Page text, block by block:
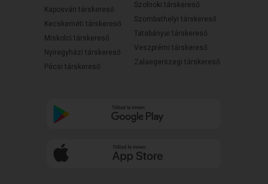
Kaposvári társkereső
Kecskeméti társkereső
Miskolci társkereső
Nyíregyházi társkereső
Pécsi társkereső
Szolnoki társkereső
Szombathelyi társkereső
Tatabányai társkereső
Veszprémi társkereső
Zalaegerszegi társkereső